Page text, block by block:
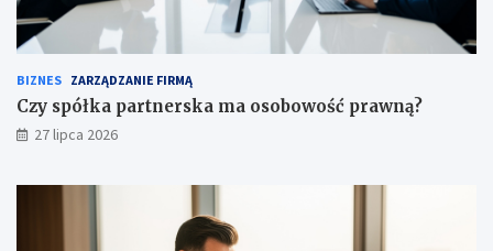
BIZNES ZARZĄDZANIE FIRMĄ
Czy spółka partnerska ma osobowość prawną?
27 lipca 2026